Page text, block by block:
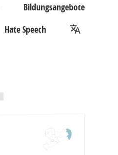
Bildungsangebote
Hate Speech